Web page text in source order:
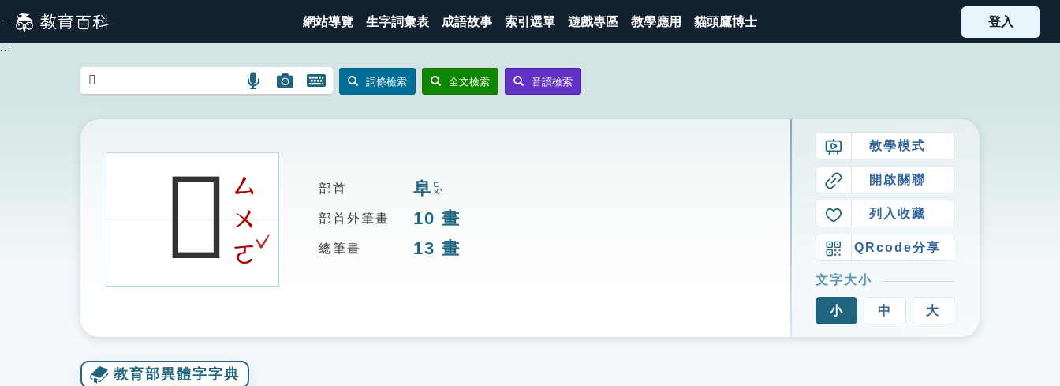
到
主
::: 網站導覽 生字詞彙表 成語故事 索引選單 遊戲專區 教學應用 貓頭鷹博士 登入
:::
語
搜
圖
圖
搜
開
鍵
詞條檢索 全文檢索 音讀檢索
𨻨ㄙ
ㄨ
ㄛ
ˇ
部首 阜ㄈㄨˋ
部首外筆畫 10 畫
總筆畫 13 畫
教學模式
開啟關聯
列入收藏
QRcode分享
文字大小
小 中 大
教育部異體字字典